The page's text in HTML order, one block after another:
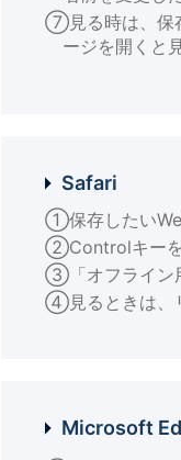
⑦見る時は、保
ージを開くと
Safari
①保存したい
②Controlキーを
③「オフライン
④見るときは、
Microsoft